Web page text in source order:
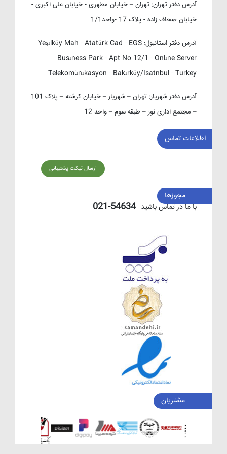
آدرس دفتر تهران: تهران – خیابان مطهری - خیابان علی اکبری -
خیابان صحاف زاده - پلاک 17 -واحد1/1
آدرس دفتر استانبول: Yeşılköy Mah - Atatürk Cad - EGS
Busıness Park - Apt No 12/1 - Onlıne Server
Telekomünıkasyon - Bakırköy/Isatnbul - Turkey
آدرس دفتر شهریار:
تهران – شهریار – خیابان کرشته – پلاک 101
– مجتمع اداری نور – طبقه سوم – واحد 12
اطلاعات تماس
ارسال تیکت پشتیبانی
با ما در تماس باشید 54634-021
مجوزها
مشتریان